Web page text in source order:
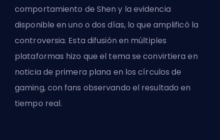
comportamiento de Shen y la evidencia
disponible en uno o dos días, lo que amplificó la
controversia. Esta difusión en múltiples
plataformas hizo que el tema se convirtiera en
noticia de primera plana en los círculos de
gaming, con fans observando el resultado en
tiempo real.